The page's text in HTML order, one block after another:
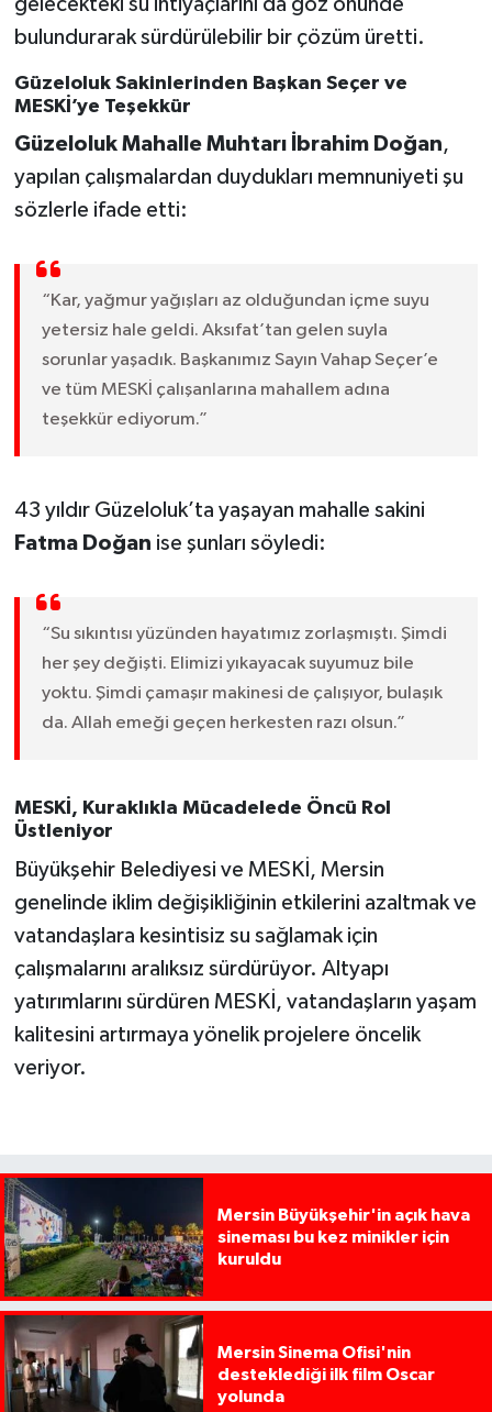
bulundurarak sürdürülebilir bir çözüm üretti.
Güzeloluk Sakinlerinden Başkan Seçer ve
MESKİ’ye Teşekkür
Güzeloluk Mahalle Muhtarı İbrahim Doğan,
yapılan çalışmalardan duydukları memnuniyeti şu
sözlerle ifade etti:
“Kar, yağmur yağışları az olduğundan içme suyu
yetersiz hale geldi. Aksıfat’tan gelen suyla
sorunlar yaşadık. Başkanımız Sayın Vahap Seçer’e
ve tüm MESKİ çalışanlarına mahallem adına
teşekkür ediyorum.”
43 yıldır Güzeloluk’ta yaşayan mahalle sakini
Fatma Doğan ise şunları söyledi:
“Su sıkıntısı yüzünden hayatımız zorlaşmıştı. Şimdi
her şey değişti. Elimizi yıkayacak suyumuz bile
yoktu. Şimdi çamaşır makinesi de çalışıyor, bulaşık
da. Allah emeği geçen herkesten razı olsun.”
MESKİ, Kuraklıkla Mücadelede Öncü Rol
Üstleniyor
Büyükşehir Belediyesi ve MESKİ, Mersin
genelinde iklim değişikliğinin etkilerini azaltmak ve
vatandaşlara kesintisiz su sağlamak için
çalışmalarını aralıksız sürdürüyor. Altyapı
yatırımlarını sürdüren MESKİ, vatandaşların yaşam
kalitesini artırmaya yönelik projelere öncelik
veriyor.
Mersin Büyükşehir'in açık hava
sineması bu kez minikler için
kuruldu
Mersin Sinema Ofisi'nin
desteklediği ilk film Oscar
yolunda